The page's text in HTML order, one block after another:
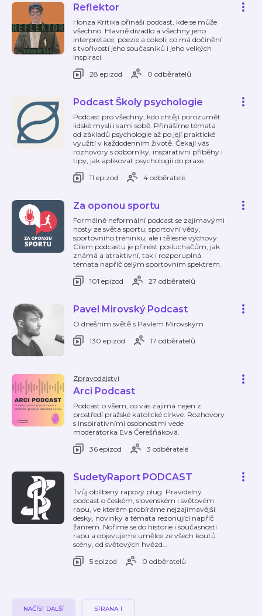
Reflektor
Honza Kritika přináší podcast, kde se může
všechno. Hlavně divadlo a všechny jeho
interpretace, poezie a cokoli, co má dočinění
s tvořivostí jeho současníků i jeho velkých
inspirací.
28 epizod
0 odběratelů
Podcast Školy psychologie
Podcast pro všechny, kdo chtějí porozumět
lidské mysli i sami sobě. Přinášíme témata
od základů psychologie až po její praktické
využití v každodenním životě. Čekají vás
rozhovory s odborníky, inspirativní příběhy i
tipy, jak aplikovat psychologii do praxe.
11 epizod
4 odběratelé
Za oponou sportu
Formálně neformální podcast se zajímavými
hosty ze světa sportu, sportovní vědy,
sportovního tréninku, ale i tělesné výchovy.
Cílem podcastu je přinést posluchačům, jak
známá a atraktivní, tak i rozporuplná
témata napříč celým sportovním spektrem.
101 epizod
27 odběratelů
Pavel Mirovský Podcast
O dnešním světě s Pavlem Mirovským
130 epizod
17 odběratelů
Zpravodajství
Arci Podcast
Podcast o všem, co vás zajímá nejen z
prostředí pražské katolické církve. Rozhovory
s inspirativními osobnostmi vede
moderátorka Eva Čerešňáková.
36 epizod
3 odběratelé
SudetyRaport PODCAST
Tvůj oblíbený rapový plug. Pravidelný
podcast o českém, slovenském i světovém
rapu, ve kterém probíráme nejzajímavější
desky, novinky a témata rezonující napříč
žánrem. Noříme se do historie i současnosti
rapu a objevujeme umělce ze všech koutů
scény, od světových hvězd…
5 epizod
0 odběratelů
NAČÍST DALŠÍ STRANA 1